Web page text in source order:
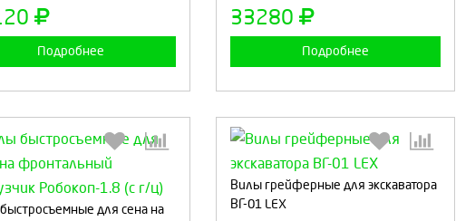
Подробнее
Продолжить 33280
Подробнее
Продолжить
для сена на
количество:
Вилы грейферные для экскаватора
ВГ-01 LEX
Выберите количество: